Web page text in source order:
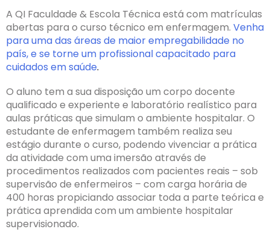
A QI Faculdade & Escola Técnica está com matrículas
abertas para o curso técnico em enfermagem. Venha
para uma das áreas de maior empregabilidade no
país, e se torne um profissional capacitado para
cuidados em saúde.
O aluno tem a sua disposição um corpo docente
qualificado e experiente e laboratório realístico para
aulas práticas que simulam o ambiente hospitalar. O
estudante de enfermagem também realiza seu
estágio durante o curso, podendo vivenciar a prática
da atividade com uma imersão através de
procedimentos realizados com pacientes reais – sob
supervisão de enfermeiros – com carga horária de
400 horas propiciando associar toda a parte teórica e
prática aprendida com um ambiente hospitalar
supervisionado.